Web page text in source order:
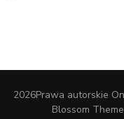
2026Prawa autorskie
Blossom